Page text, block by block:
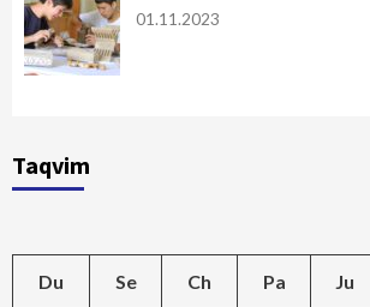
01.11.2023
Taqvim
Du Se Ch Pa Ju